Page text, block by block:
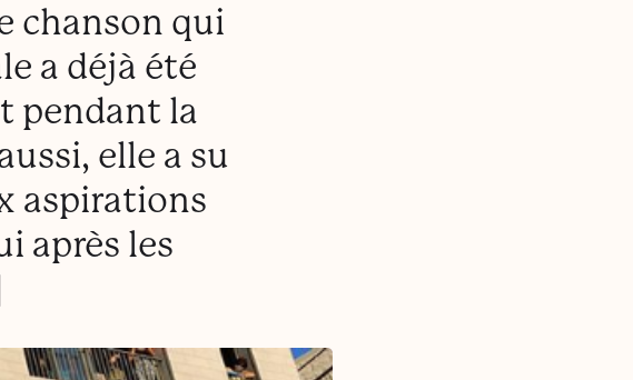
chanson qui
a déjà été
pendant la
elle a su
aspirations
après les